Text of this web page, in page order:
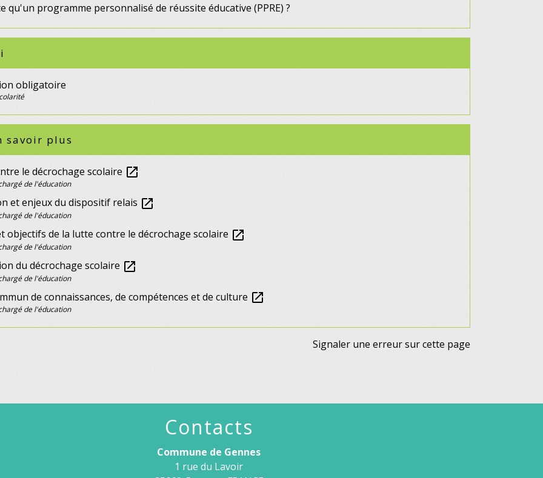
qu'un programme personnalisé de réussite éducative (PPRE) ?
obligatoire
savoir plus
le décrochage scolaire open_in_new
de l'éducation
et enjeux du dispositif relais open_in_new
de l'éducation
objectifs de la lutte contre le décrochage scolaire open_in_new
de l'éducation
du décrochage scolaire open_in_new
de l'éducation
de connaissances, de compétences et de culture open_in_new
de l'éducation
Signaler une erreur sur cette page
Contacts
Commune de Gennes
1 rue du Lavoir